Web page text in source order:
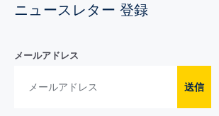
ニュースレター 登録
メールアドレス
送信